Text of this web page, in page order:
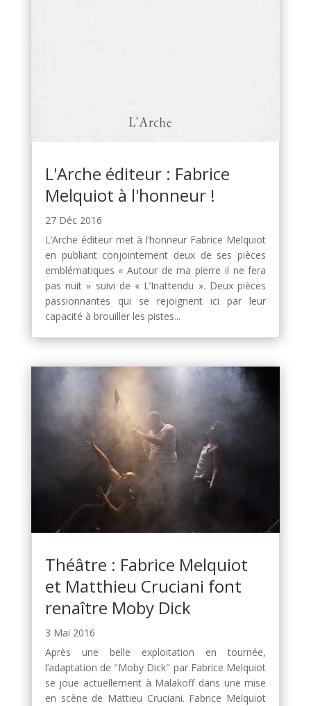
L'Arche éditeur : Fabrice
Melquiot à l'honneur !
27 Déc 2016
L’Arche éditeur met à l’honneur Fabrice Melquiot
en publiant conjointement deux de ses pièces
emblématiques « Autour de ma pierre il ne fera
pas nuit » suivi de « L’Inattendu ». Deux pièces
passionnantes qui se rejoignent ici par leur
capacité à brouiller les pistes...
Théâtre : Fabrice Melquiot
et Matthieu Cruciani font
renaître Moby Dick
3 Mai 2016
Après une belle exploitation en tournée,
l’adaptation de "Moby Dick" par Fabrice Melquiot
se joue actuellement à Malakoff dans une mise
en scène de Mattieu Cruciani. Fabrice Melquiot